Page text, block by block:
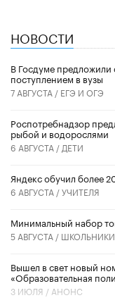
НОВОСТИ
В Госдуме предложили
поступлением в вузы
7 АВГУСТА / ЕГЭ И ОГЭ
Роспотребнадзор
рыбой и водорослями
6 АВГУСТА / ДЕТИ
​Яндекс обучил более
6 АВГУСТА /УЧИТЕЛЯ
Минимальный набор
5 АВГУСТА / ШКОЛЬНИКИ
Вышел в свет новый
«Образовательная
3 ИЮЛЯ / АНОНС